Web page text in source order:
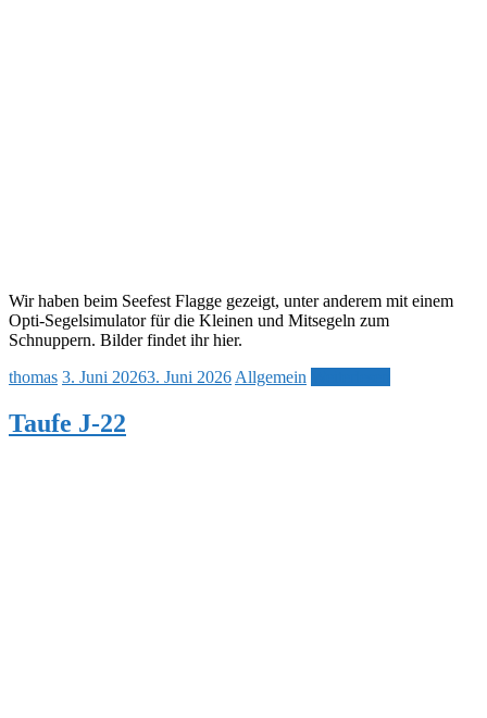
Wir haben beim Seefest Flagge gezeigt, unter anderem mit einem
Opti-Segelsimulator für die Kleinen und Mitsegeln zum
Schnuppern. Bilder findet ihr hier.
thomas 3. Juni 20263. Juni 2026 Allgemein
Taufe J-22